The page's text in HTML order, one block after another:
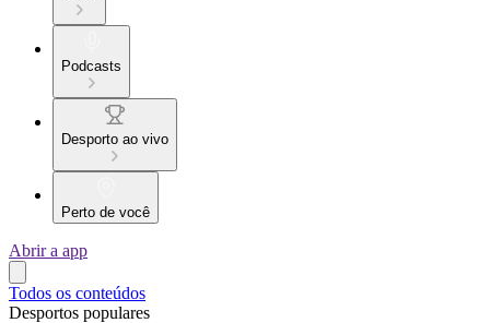
Podcasts
Desporto ao vivo
Perto de você
Abrir a app
Todos os conteúdos
Desportos populares